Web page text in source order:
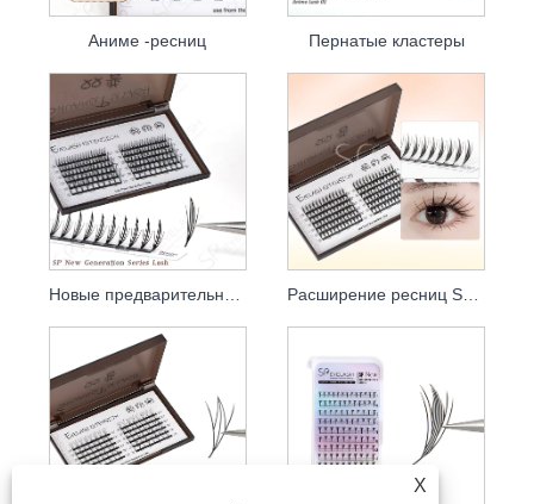
Аниме -ресниц Пернатые кластеры
X